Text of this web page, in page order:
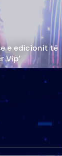
e edicionit të
Vip’